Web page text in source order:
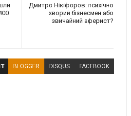
Дмитро Нікіфоров: психічно
хворий бізнесмен або
звичайний аферист?
BLOGGER DISQUS FACEBOOK